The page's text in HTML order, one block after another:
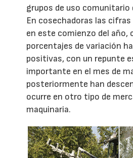
grupos de uso comunitario
En cosechadoras las
en este comienzo del año,
porcentajes de variación
positivas, con un repunte
importante en el mes de
posteriormente han
ocurre en otro tipo de
maquinaria.